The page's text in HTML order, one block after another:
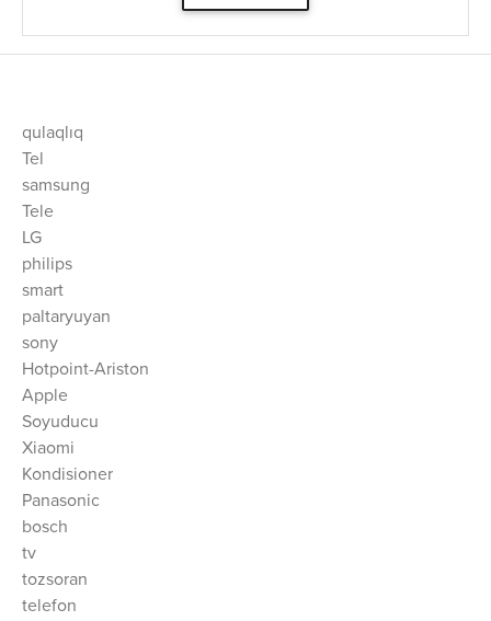
qulaqlıq
Tel
samsung
Tele
LG
philips
smart
paltaryuyan
sony
Hotpoint-Ariston
Apple
Soyuducu
Xiaomi
Kondisioner
Panasonic
bosch
tv
tozsoran
telefon